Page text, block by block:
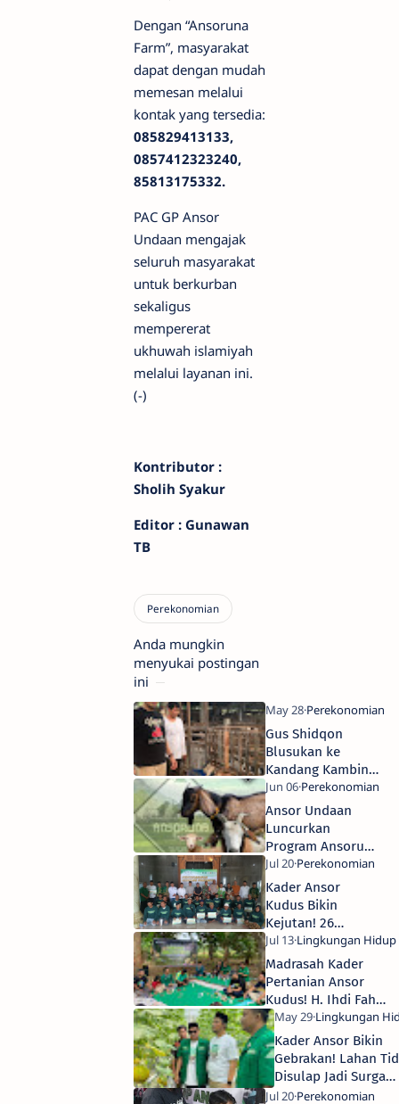
Dengan “Ansoruna
Farm”, masyarakat
dapat dengan mudah
memesan melalui
kontak yang tersedia:
085829413133,
0857412323240,
85813175332.
PAC GP Ansor
Undaan mengajak
seluruh masyarakat
untuk berkurban
sekaligus
mempererat
ukhuwah islamiyah
melalui layanan ini.
(-)
Kontributor :
Sholih Syakur
Editor : Gunawan
TB
Anda mungkin
menyukai postingan
ini
Gus Shidqon
Blusukan ke
Kandang Kambing,
Buka Peluang
Usaha Baru Bareng
Banser
Ansor Undaan
Luncurkan
Program Ansoruna
Farm! Simak
Penjelasannya!
Kader Ansor
Kudus Bikin
Kejutan! 26
Penggali Kubur
Desa Bae Terima
Bantuan
Budidaya Entok
Madrasah Kader
Pertanian Ansor
Kudus! H. Ihdi Fahmi
Bongkar Tips
Berkebun Durian
Kader Ansor Bikin
Gebrakan! Lahan
Disulap Jadi Surga
Pertanian Modern